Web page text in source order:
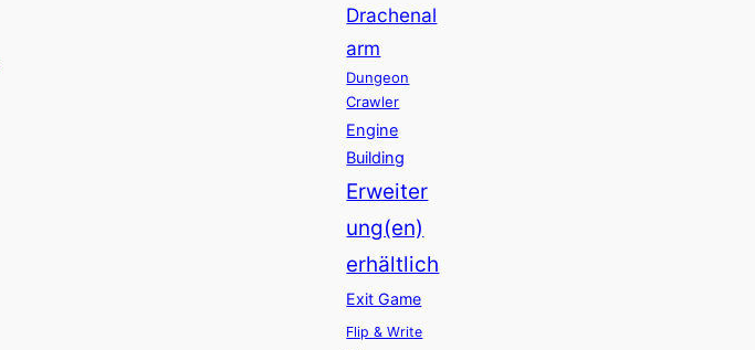
Drachenal
arm
Dungeon
Crawler
Engine
Building
Erweiter
ung(en)
erhältlich
Exit Game
Flip & Write